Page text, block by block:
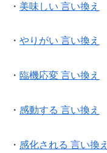
・ 美味しい 言い換え
・ やりがい 言い換え
・ 臨機応変 言い換え
・ 感動する 言い換え
・ 感化される 言い換え